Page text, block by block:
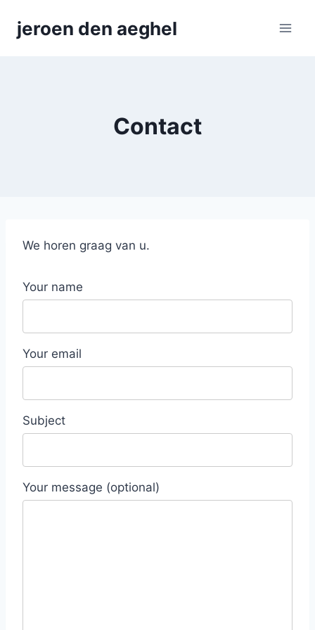
jeroen den aeghel
Contact
We horen graag van u.
Your name
Your email
Subject
Your message (optional)